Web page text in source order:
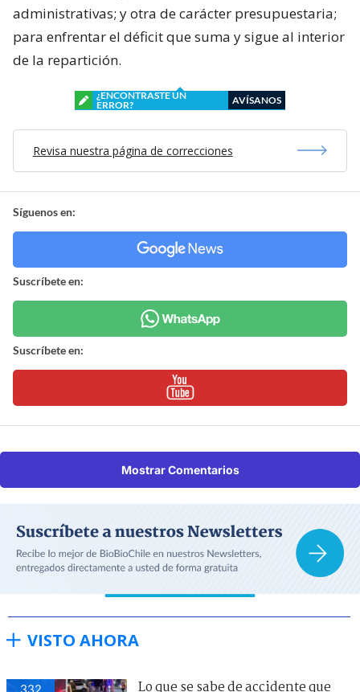
administrativas; y otra de carácter presupuestaria;
para enfrentar el déficit que suma y sigue al interior
de la repartición.
¿ENCONTRASTE UN
ERROR?
AVÍSANOS
Revisa nuestra página de correcciones
Síguenos en:
Suscríbete en:
Suscríbete en:
Mostrar Comentarios
VISTO AHORA
332 Lo que se sabe de accidente que